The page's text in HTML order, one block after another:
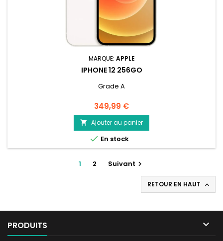
MARQUE: APPLE
IPHONE 12 256GO
Grade A
Prix
349,99 €
 Ajouter au panier
 En stock
1 2 Suivant 
RETOUR EN HAUT 
PRODUITS 